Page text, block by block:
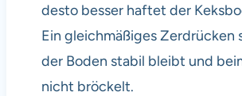
desto besser haftet der
Ein gleichmäßiges Zerdrücken
der Boden stabil bleibt und
nicht bröckelt.